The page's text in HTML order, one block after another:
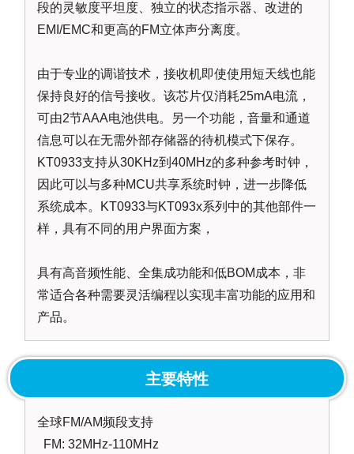
段的灵敏度平坦度、独立的状态指示器、改进的
EMI/EMC和更高的FM立体声分离度。
由于专业的调谐技术，接收机即使使用短天线也能
保持良好的信号接收。该芯片仅消耗25mA电流，
可由2节AAA电池供电。另一个功能，音量和通道
信息可以在无需外部存储器的待机模式下保存。
KT0933支持从30KHz到40MHz的多种参考时钟，
因此可以与多种MCU共享系统时钟，进一步降低
系统成本。KT0933与KT093x系列中的其他部件一
样，具有不同的用户界面方案，
具有高音频性能、全集成功能和低BOM成本，非
常适合各种需要灵活编程以实现丰富功能的应用和
产品。
主要特性
全球FM/AM频段支持
FM: 32MHz-110MHz